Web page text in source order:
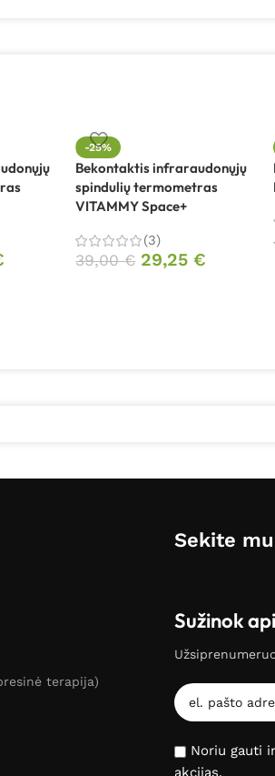
-25%
Bekontaktis infraraudonųjų
spindulių termometras
VITAMMY Space+
(3)
39,00€ 29,25€
terapija)
Sekite
Sužinok
Noriu gauti
akcijas.